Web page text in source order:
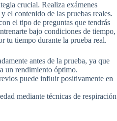
crucial. Realiza exámenes
el contenido de las pruebas reales.
el tipo de preguntas que tendrás
bajo condiciones de tiempo,
tu tiempo durante la prueba real.
antes de la prueba, ya que
un rendimiento óptimo.
puede influir positivamente en
mediante técnicas de respiración